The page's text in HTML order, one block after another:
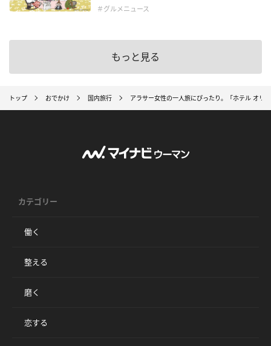
＃グルメニュース
もっと見る
トップ おでかけ 国内旅行 アラサー女性の一人旅にぴったり。「ホテル オリ
カテゴリー
働く
整える
磨く
恋する